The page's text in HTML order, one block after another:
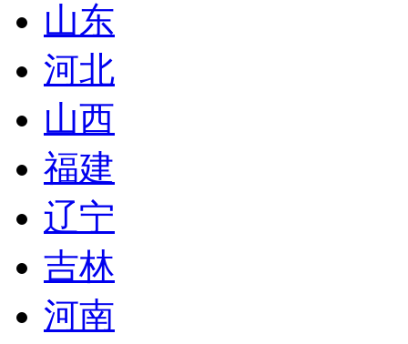
山东
河北
山西
福建
辽宁
吉林
河南